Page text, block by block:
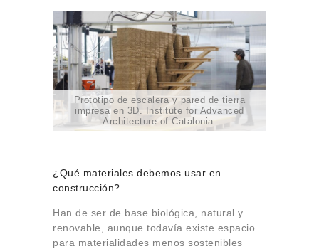
Prototipo de escalera y pared de tierra
impresa en 3D. Institute for Advanced
Architecture of Catalonia.
¿Qué materiales debemos usar en
construcción?
Han de ser de base biológica, natural y
renovable, aunque todavía existe espacio
para materialidades menos sostenibles